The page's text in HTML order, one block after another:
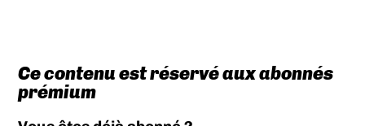
Ce contenu est réservé aux abonnés
prémium